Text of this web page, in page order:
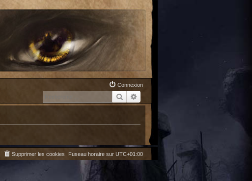
Connexion
Rechercher
Fuseau horaire sur UTC+01:00
Supprimer les cookies